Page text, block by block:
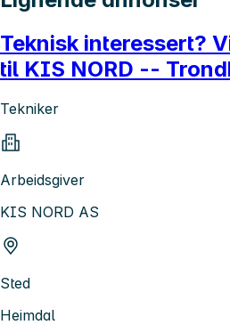
Teknisk interessert?
til KIS NORD --
Tekniker
Arbeidsgiver
KIS NORD AS
Sted
Heimdal